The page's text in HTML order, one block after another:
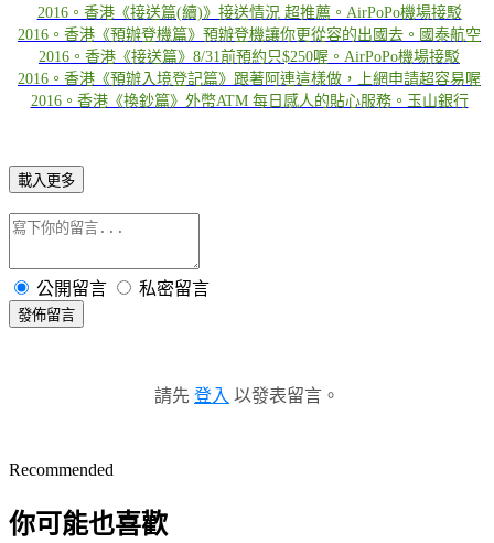
2016。香港《接送篇(續)》接送情況 超推薦。AirPoPo機場接駁
2016。香港《預辦登機篇》預辦登機讓你更從容的出國去。國泰航空
2016。香港《接送篇》8/31前預約只$250喔。AirPoPo機場接駁
2016。香港《預辦入境登記篇》跟著阿連這樣做，上網申請超容易喔
2016。香港《換鈔篇》外幣ATM 每日感人的貼心服務。玉山銀行
載入更多
公開留言 私密留言
發佈留言
請先 登入 以發表留言。
Recommended
你可能也喜歡